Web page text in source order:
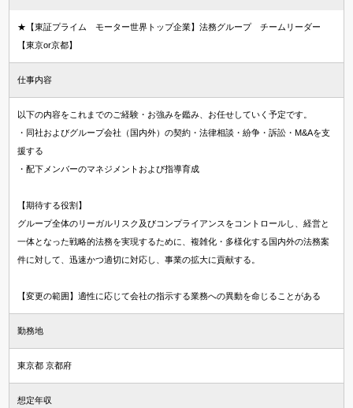
★【東証プライム モーター世界トップ企業】法務グループ チームリーダー
【東京or京都】
仕事内容
以下の内容をこれまでのご経験・お強みを鑑み、お任せしていく予定です。
・同社およびグループ会社（国内外）の契約・法律相談・紛争・訴訟・M&Aを支
援する
・配下メンバーのマネジメントおよび指導育成
【期待する役割】
グループ全体のリーガルリスク及びコンプライアンスをコントロールし、経営と
一体となった戦略的法務を実現するために、複雑化・多様化する国内外の法務案
件に対して、迅速かつ適切に対応し、事業の拡大に貢献する。
【変更の範囲】適性に応じて会社の指示する業務への異動を命じることがある
勤務地
東京都 京都府
想定年収